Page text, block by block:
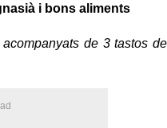
i bons aliments
de 3 tastos de